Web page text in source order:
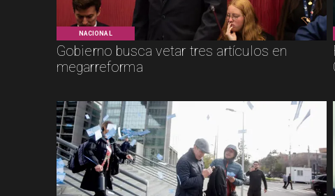
NACIONAL
Gobierno busca vetar tres artículos en
megarreforma